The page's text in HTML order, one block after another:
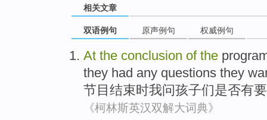
相关文章
双语例句 原声例句 权威例句
At the conclusion of the
they had any questions they
节目结束时我问孩子们是否有要
《柯林斯英汉双解大词典》